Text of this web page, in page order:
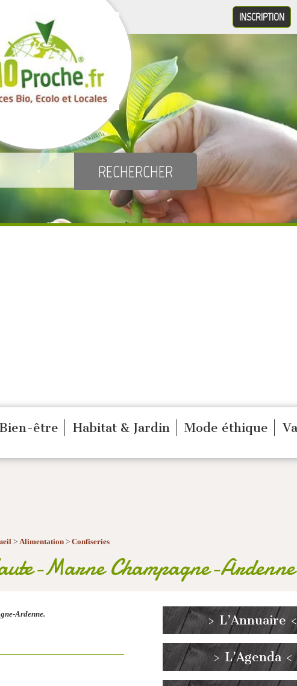
INSCRIPTION
Bien-être Habitat & Jardin Mode éthique
> Alimentation > Confiseries
Marne Champagne-Ardenne
Ardenne.
> L’Annuaire
> L’Agenda <